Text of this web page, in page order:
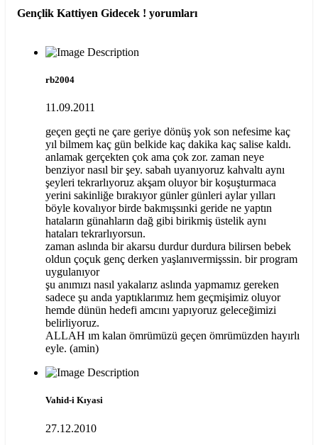
Gençlik Kattiyen Gidecek ! yorumları
rb2004
11.09.2011
geçen geçti ne çare geriye dönüş yok son nefesime kaç
yıl bilmem kaç gün belkide kaç dakika kaç salise kaldı.
anlamak gerçekten çok ama çok zor. zaman neye
benziyor nasıl bir şey. sabah uyanıyoruz kahvaltı aynı
şeyleri tekrarlıyoruz akşam oluyor bir koşuşturmaca
yerini sakinliğe bırakıyor günler günleri aylar yılları
böyle kovalıyor birde bakmışsınki geride ne yaptın
hataların günahların dağ gibi birikmiş üstelik aynı
hataları tekrarlıyorsun.
zaman aslında bir akarsu durdur durdura bilirsen bebek
oldun çoçuk genç derken yaşlanıvermişssin. bir program
uygulanıyor
şu anımızı nasıl yakalarız aslında yapmamız gereken
sadece şu anda yaptıklarımız hem geçmişimiz oluyor
hemde dünün hedefi amcını yapıyoruz geleceğimizi
belirliyoruz.
ALLAH ım kalan ömrümüzü geçen ömrümüzden hayırlı
eyle. (amin)
Vahid-i Kıyasi
27.12.2010